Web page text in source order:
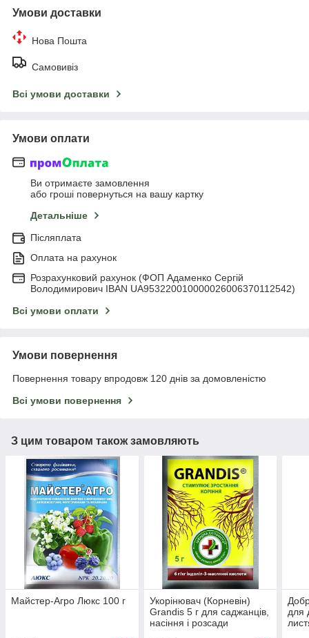
Умови доставки
Нова Пошта
Самовивіз
Всі умови доставки
Умови оплати
Ви отримаєте замовлення
або гроші повернуться на вашу картку
Детальніше
Післяплата
Оплата на рахунок
Розрахунковий рахунок (ФОП Адаменко Сергій
Володимирович IBAN UA953220010000026006370112542)
Всі умови оплати
Умови повернення
Повернення товару впродовж 120 днів за домовленістю
Всі умови повернення
З цим товаром також замовляють
Майстер-Агро Люкс 100 г
Укорінювач (Корневін)
Grandis 5 г для саджанців,
насіння і розсади
для